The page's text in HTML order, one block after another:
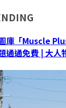
庫「Muscle
通通免費 | 大人